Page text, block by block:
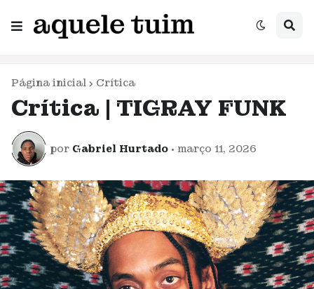
Página inicial Crítica
Crítica | TIGRAY FUNK
por Gabriel Hurtado • março 11, 2026